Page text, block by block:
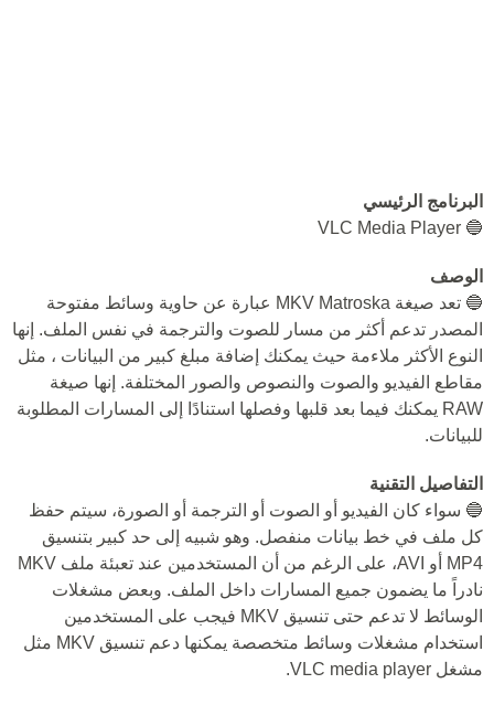
البرنامج الرئيسي
🔵 VLC Media Player
الوصف
🔵 تعد صيغة MKV Matroska عبارة عن حاوية وسائط مفتوحة
المصدر تدعم أكثر من مسار للصوت والترجمة في نفس الملف. إنها
النوع الأكثر ملاءمة حيث يمكنك إضافة مبلغ كبير من البيانات ، مثل
مقاطع الفيديو والصوت والنصوص والصور المختلفة. إنها صيغة
RAW يمكنك فيما بعد قلبها وفصلها استنادًا إلى المسارات المطلوبة
للبيانات.
التفاصيل التقنية
🔵 سواء كان الفيديو أو الصوت أو الترجمة أو الصورة، سيتم حفظ
كل ملف في خط بيانات منفصل. وهو شبيه إلى حد كبير بتنسيق
MP4 أو AVI، على الرغم من أن المستخدمين عند تعبئة ملف MKV
نادراً ما يضمون جميع المسارات داخل الملف. وبعض مشغلات
الوسائط لا تدعم حتى تنسيق MKV فيجب على المستخدمين
استخدام مشغلات وسائط متخصصة يمكنها دعم تنسيق MKV مثل
مشغل VLC media player.